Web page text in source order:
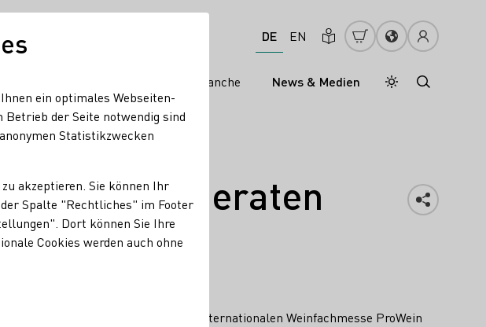
DE EN
Weinbranche News & Medien Tagesmodus
Nachtmodus
(DWI) auf der diesjährigen internationalen Weinfachmesse ProWein
ein optimales Webseiten-
Betrieb der Seite notwendig sind
Statistikzwecken
akzeptieren. Sie können Ihr
Spalte "Rechtliches" im Footer
Dort können Sie Ihre
Cookies werden auch ohne